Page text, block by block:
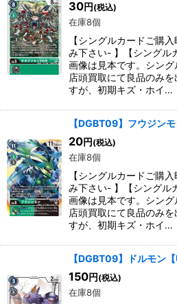
30円 (税込)
在庫8個
【シングルカードご購
み下さい- 】【シングル
画像は見本です。シン
店頭買取にて良品のみ
すが、初期キズ・ホイ…
【DGBT09】フウジンモ
20円 (税込)
在庫8個
【シングルカードご購
み下さい- 】【シングル
画像は見本です。シン
店頭買取にて良品のみ
すが、初期キズ・ホイ…
【DGBT09】ドルモン【
150円 (税込)
在庫8個